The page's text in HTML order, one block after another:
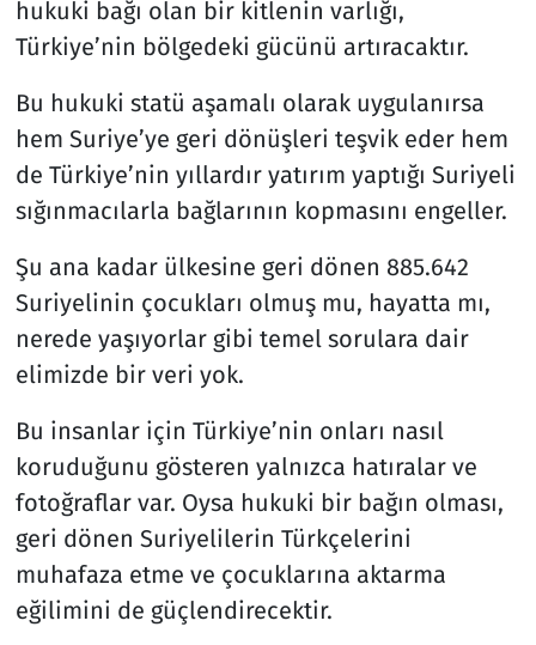
hukuki bağı olan bir kitlenin varlığı,
Türkiye’nin bölgedeki gücünü artıracaktır.
Bu hukuki statü aşamalı olarak uygulanırsa
hem Suriye’ye geri dönüşleri teşvik eder hem
de Türkiye’nin yıllardır yatırım yaptığı Suriyeli
sığınmacılarla bağlarının kopmasını engeller.
Şu ana kadar ülkesine geri dönen 885.642
Suriyelinin çocukları olmuş mu, hayatta mı,
nerede yaşıyorlar gibi temel sorulara dair
elimizde bir veri yok.
Bu insanlar için Türkiye’nin onları nasıl
koruduğunu gösteren yalnızca hatıralar ve
fotoğraflar var. Oysa hukuki bir bağın olması,
geri dönen Suriyelilerin Türkçelerini
muhafaza etme ve çocuklarına aktarma
eğilimini de güçlendirecektir.